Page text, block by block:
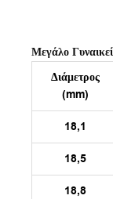
Μεγάλο
Διάμετρος
(mm)
18,1
18,5
18,8